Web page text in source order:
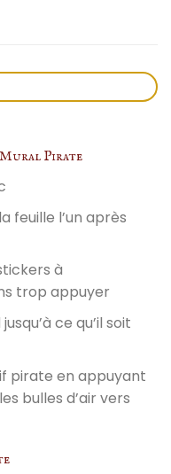
Mural Pirate
feuille l’un après
à
trop appuyer
ce qu’il soit
pirate en appuyant
bulles d’air vers